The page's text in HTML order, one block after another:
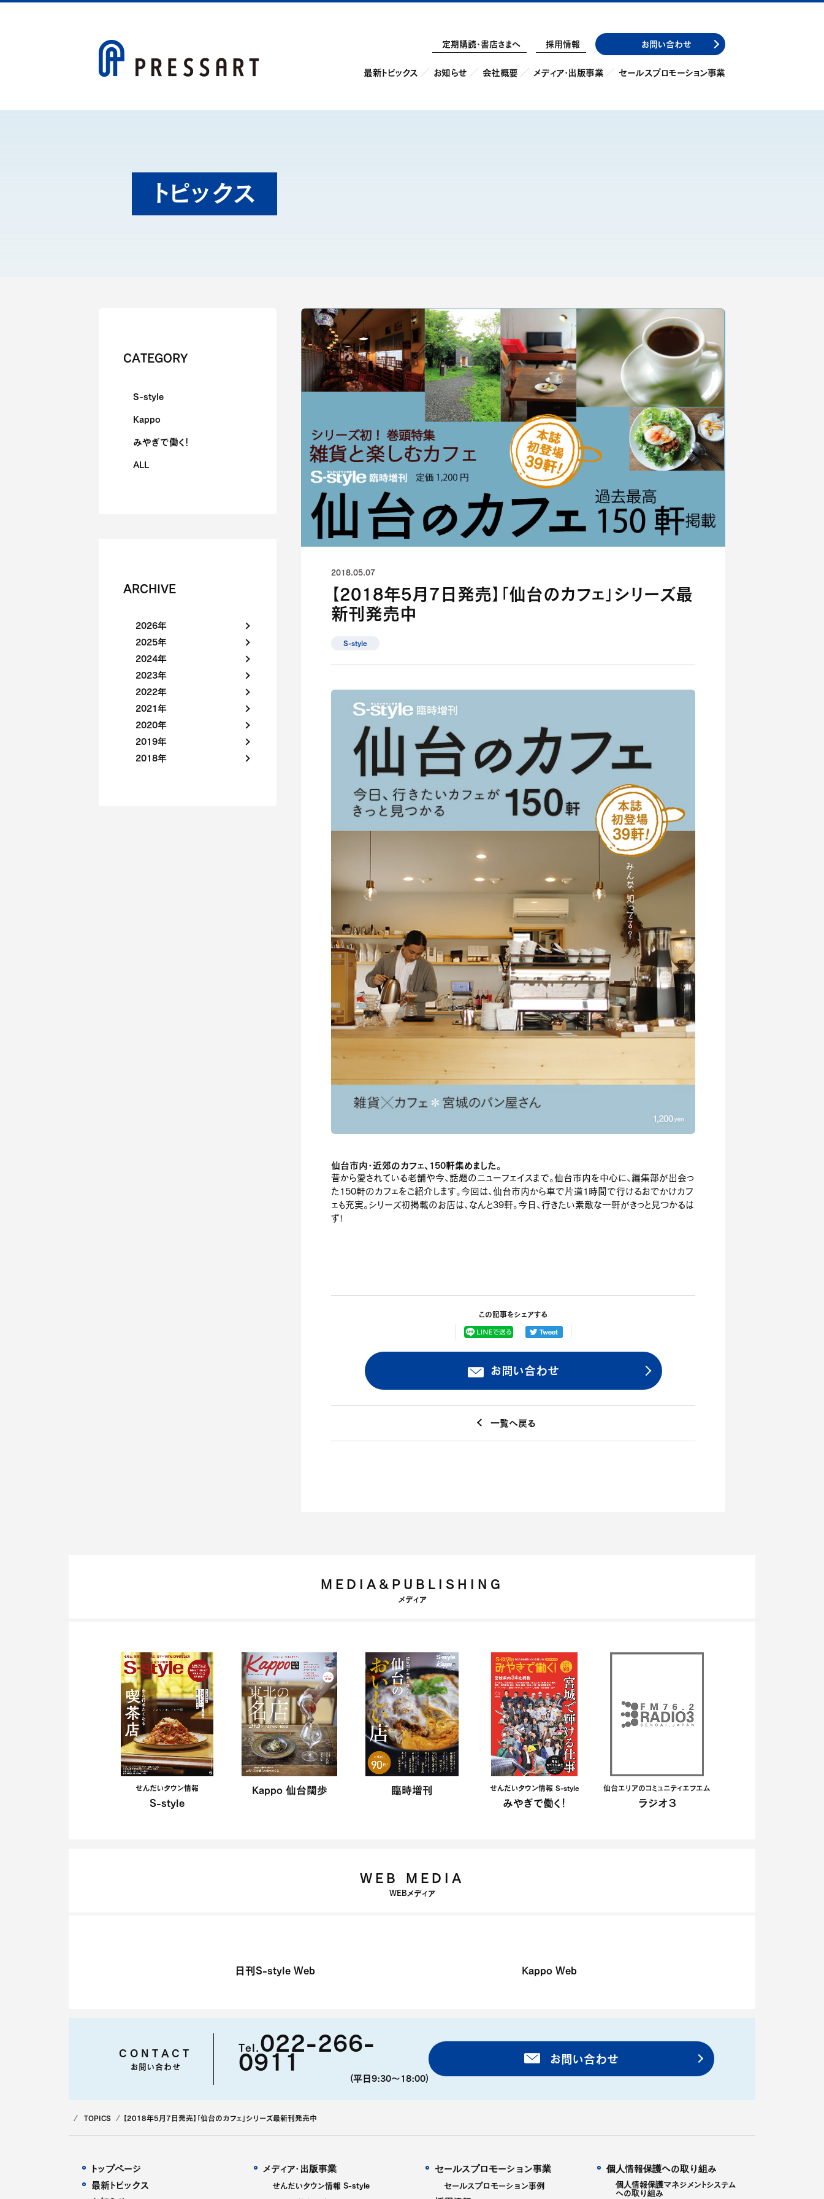
定期購読・書店さまへ 採用情報 お問い合わせ
最新トピックス お知らせ 会社概要 メディア・出版事業 セールスプロモーション事業
トピックス
CATEGORY
S-style
Kappo
みやぎで働く！
ALL
ARCHIVE
2026年
2025年
2024年
2023年
2022年
2021年
2020年
2019年
2018年
2018.05.07
【2018年5月7日発売】「仙台のカフェ」シリーズ最
新刊発売中
S-style
仙台市内・近郊のカフェ、150軒集めました。
昔から愛されている老舗や今、話題のニューフェイスまで。仙台市内を中心に、編集部が出会っ
た150軒のカフェをご紹介します。今回は、仙台市内から車で片道1時間で行けるおでかけカフ
ェも充実。シリーズ初掲載のお店は、なんと39軒。今日、行きたい素敵な一軒がきっと見つかるは
ず!
この記事をシェアする
お問い合わせ
一覧へ戻る
MEDIA&PUBLISHING
メディア
せんだいタウン情報
S-style
Kappo 仙台闊歩 臨時増刊 せんだいタウン情報 S-style
みやぎで働く！
仙台エリアのコミュニティエフエム
ラジオ３
WEB MEDIA
WEBメディア
日刊S-style Web Kappo Web
CONTACT
お問い合わせ
Tel.022-266-
0911
(平日9:30〜18:00)
お問い合わせ
TOPICS 【2018年5月7日発売】「仙台のカフェ」シリーズ最新刊発売中
トップページ
最新トピックス
メディア・出版事業
せんだいタウン情報 S-style
セールスプロモーション事業
セールスプロモーション事例
個人情報保護への取り組み
個人情報保護マネジメントシステム
への取り組み